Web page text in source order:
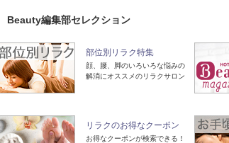
Beauty編集部セレクション
部位別リラク特集
顔、腰、脚のいろいろな悩みの
解消にオススメのリラクサロン
リラクのお得なクーポン
お得なクーポンが検索できる！